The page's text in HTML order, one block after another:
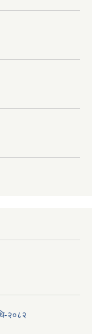
२०८२